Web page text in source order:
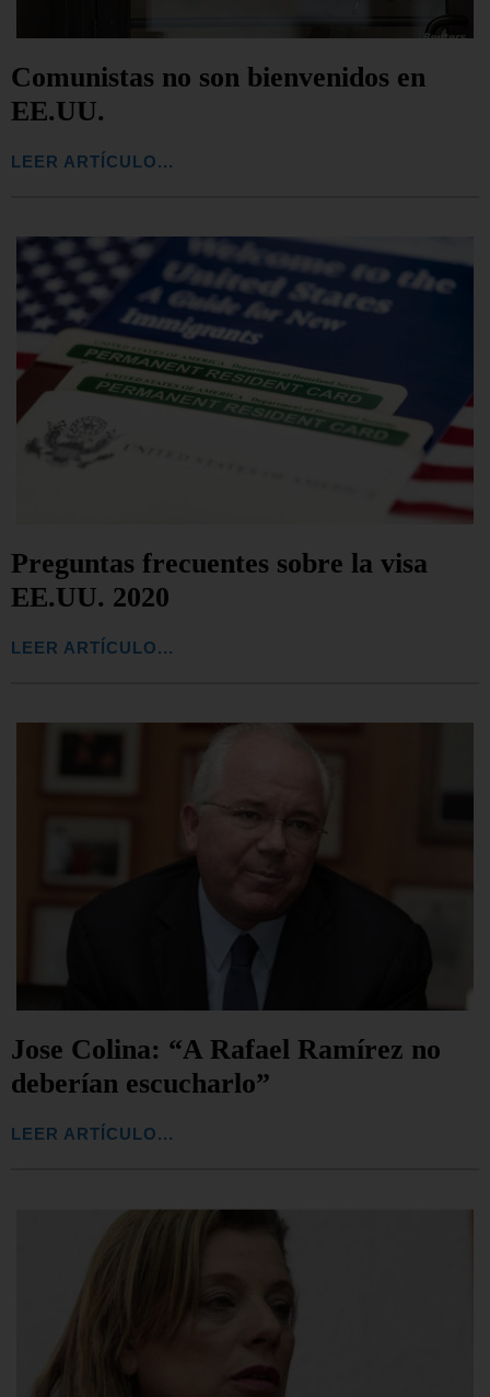
Comunistas no son bienvenidos en
EE.UU.
LEER ARTÍCULO...
Preguntas frecuentes sobre la visa
EE.UU. 2020
LEER ARTÍCULO...
Jose Colina: “A Rafael Ramírez no
deberían escucharlo”
LEER ARTÍCULO...